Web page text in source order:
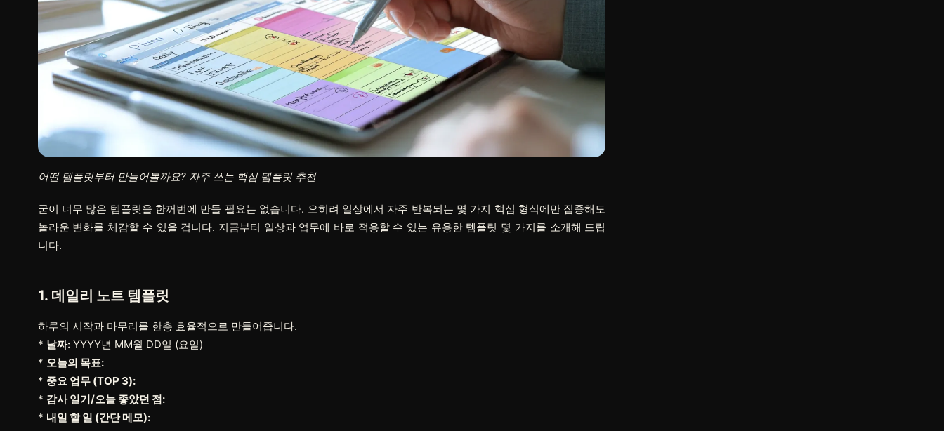
어떤 템플릿부터 만들어볼까요? 자주 쓰는 핵심 템플릿 추천
굳이 너무 많은 템플릿을 한꺼번에 만들 필요는 없습니다. 오히려 일상에서 자주 반복되는 몇 가지 핵심 형식에만 집중해도
놀라운 변화를 체감할 수 있을 겁니다. 지금부터 일상과 업무에 바로 적용할 수 있는 유용한 템플릿 몇 가지를 소개해 드립
니다.
1. 데일리 노트 템플릿
하루의 시작과 마무리를 한층 효율적으로 만들어줍니다.
* 날짜:YYYY년 MM월 DD일 (요일)
* 오늘의 목표:
* 중요 업무 (TOP 3):
* 감사 일기/오늘 좋았던 점:
* 내일 할 일 (간단 메모):